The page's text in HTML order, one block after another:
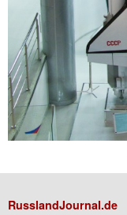
RusslandJournal.de